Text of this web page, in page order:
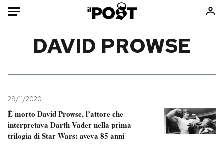
Mondo
Politica
Tecnologia
Internet
Consumismi
Storie/Idee
DAVID PROWSE
29/11/2020
È morto David Prowse, l’attore che
interpretava Darth Vader nella prima
trilogia di Star Wars: aveva 85 anni